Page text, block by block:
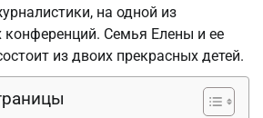
на одной из
Семья Елены и ее
из двоих прекрасных детей.